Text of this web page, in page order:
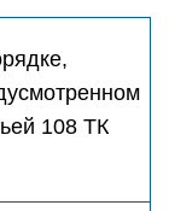
108 ТК